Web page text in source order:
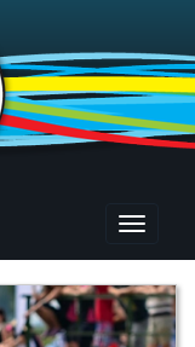
Menu